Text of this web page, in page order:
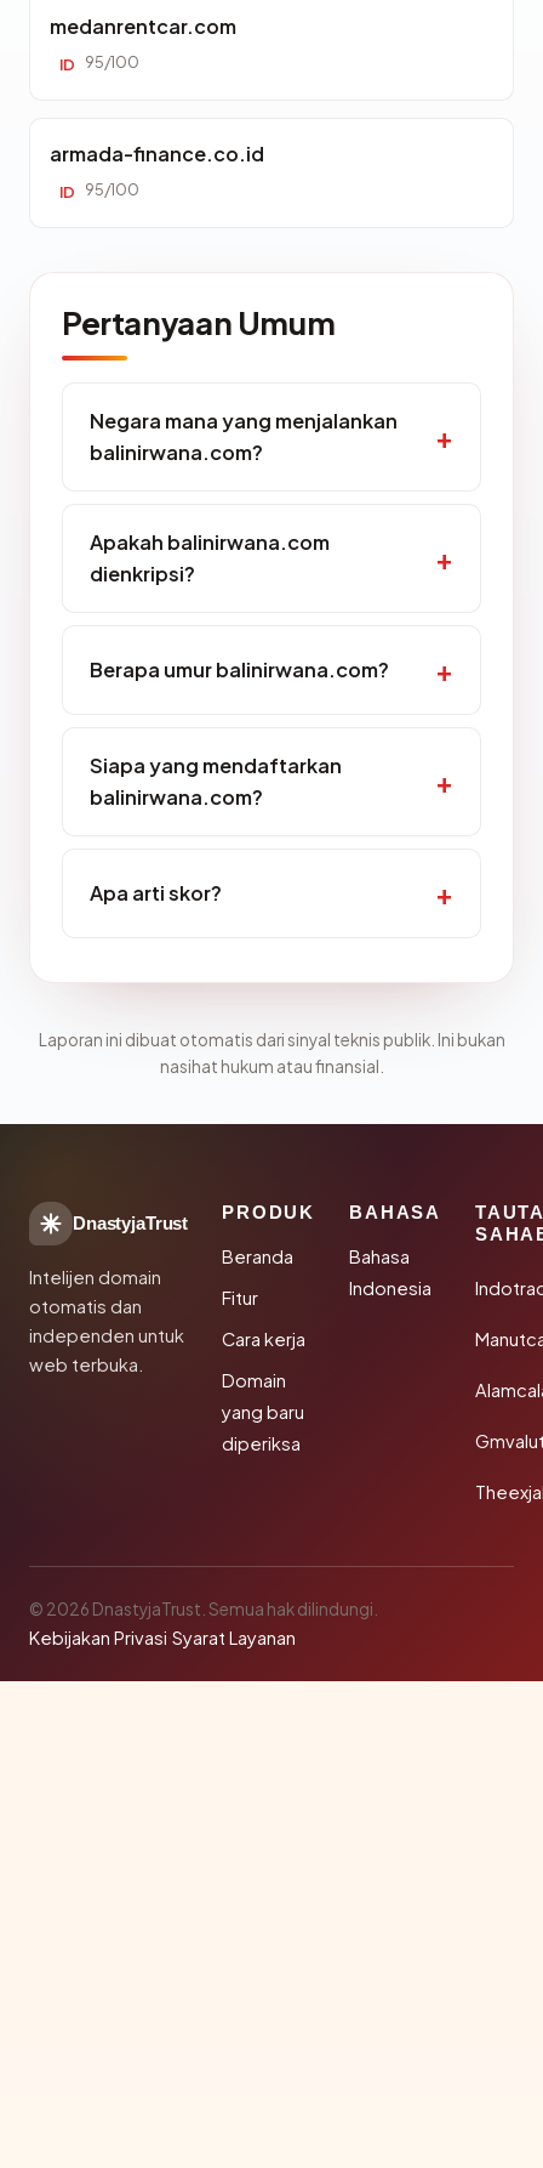
medanrentcar.com
ID 95/100
armada-finance.co.id
ID 95/100
Pertanyaan Umum
Negara mana yang menjalankan
balinirwana.com?
Apakah balinirwana.com
dienkripsi?
Berapa umur balinirwana.com?
Siapa yang mendaftarkan
balinirwana.com?
Apa arti skor?
Laporan ini dibuat otomatis dari sinyal teknis publik. Ini bukan
nasihat hukum atau finansial.
DnastyjaTrust
Intelijen domain
otomatis dan
independen untuk
web terbuka.
PRODUK
Beranda
Fitur
Cara kerja
Domain
yang baru
diperiksa
BAHASA
Bahasa
Indonesia
© 2026 DnastyjaTrust. Semua hak dilindungi.
Kebijakan Privasi·Syarat Layanan